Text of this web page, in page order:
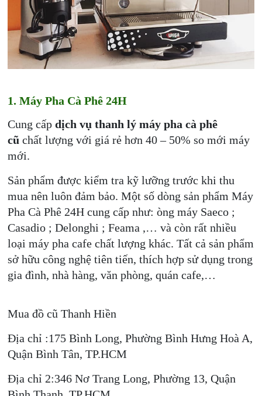
1. Máy Pha Cà Phê 24H
Cung cấpdịch vụ thanh lý máy pha cà phê
cũ chất lượng với giá rẻ hơn 40 – 50% so mới máy
mới.
Sản phẩm được kiểm tra kỹ lưỡng trước khi thu
mua nên luôn đảm bảo. Một số dòng sản phẩm Máy
Pha Cà Phê 24H cung cấp như: òng máy Saeco ;
Casadio ; Delonghi ; Feama ,… và còn rất nhiều
loại máy pha cafe chất lượng khác. Tất cả sản phẩm
sở hữu công nghệ tiên tiến, thích hợp sử dụng trong
gia đình, nhà hàng, văn phòng, quán cafe,…
Mua đồ cũ Thanh Hiền
Địa chỉ :175 Bình Long, Phường Bình Hưng Hoà A,
Quận Bình Tân, TP.HCM
Địa chỉ 2:346 Nơ Trang Long, Phường 13, Quận